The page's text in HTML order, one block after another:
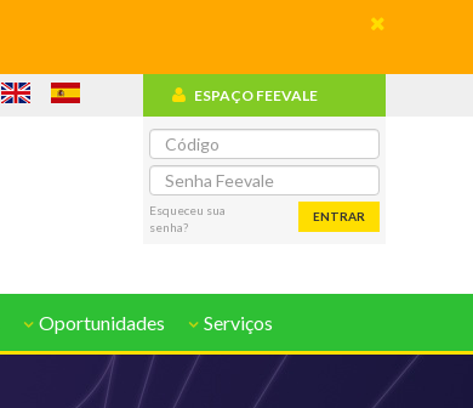
ESPAÇO FEEVALE
Esqueceu sua
senha?
ENTRAR
Oportunidades Serviços